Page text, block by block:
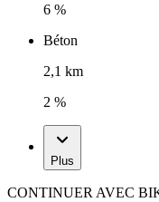
6 %
Béton
2,1 km
2 %
Plus
CONTINUER AVEC